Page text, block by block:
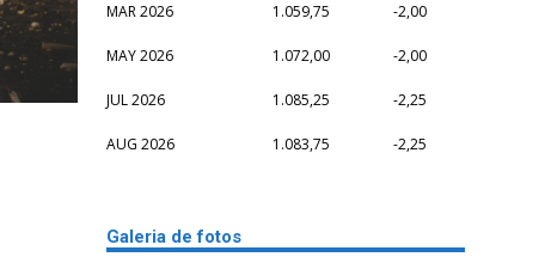
MAR 2026
1.059,75 -2,00
MAY 2026 1.072,00 -2,00
JUL 2026 1.085,25 -2,25
AUG 2026 1.083,75 -2,25
Galeria de fotos